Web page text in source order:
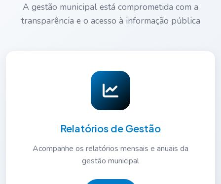
A gestão municipal está comprometida com a
transparência e o acesso à informação pública
Relatórios de Gestão
Acompanhe os relatórios mensais e anuais da
gestão municipal